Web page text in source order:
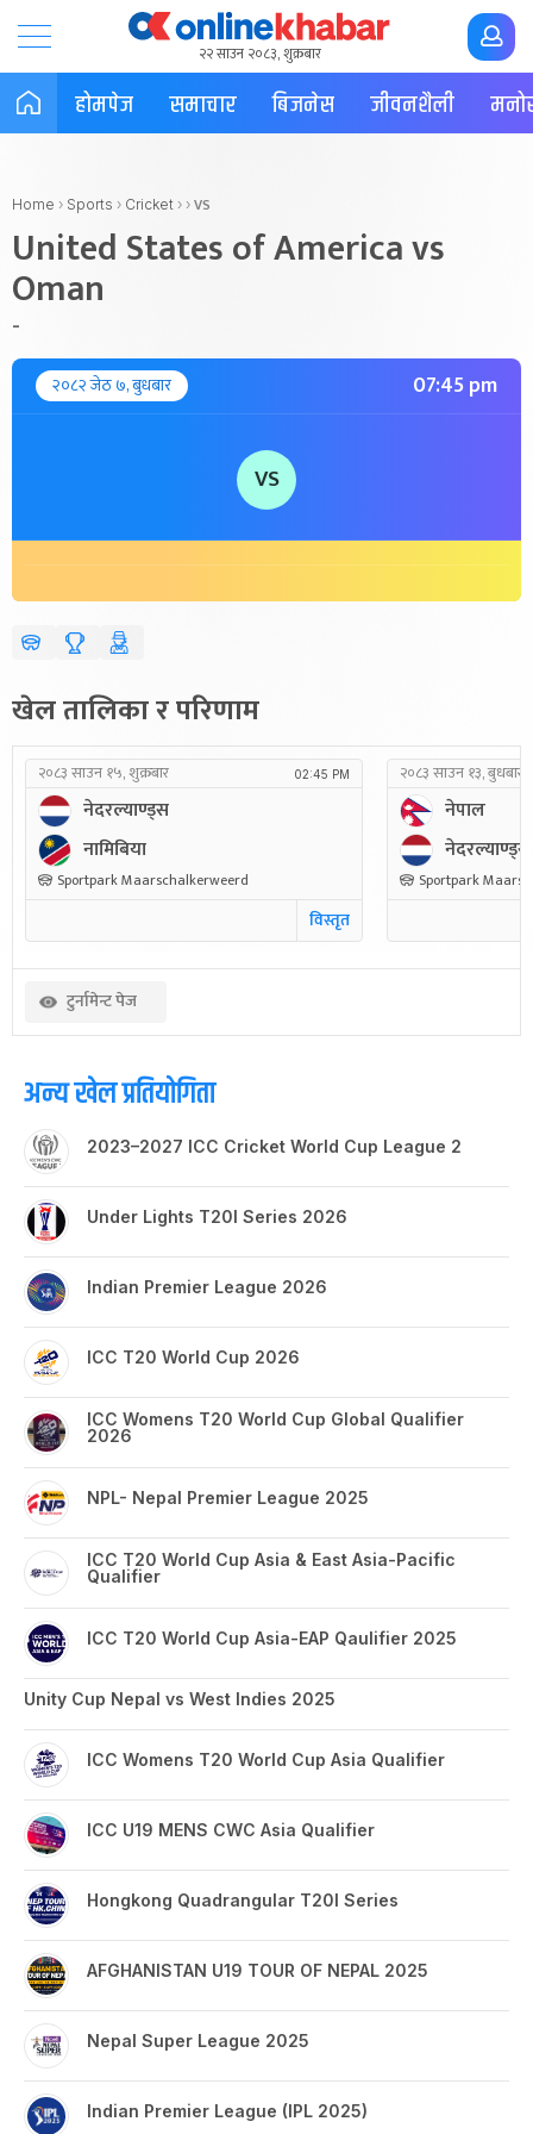
२२ साउन २०८३, शुक्रबार
होमपेज समाचार बिजनेस जीवनशैली
Home › Sports › Cricket › › VS
United States of America vs
Oman
-
२०८२ जेठ ७, बुधबार 07:45 pm
VS
खेल तालिका र परिणाम
२०८३ साउन १५, शुक्रबार 02:45 PM
नेदरल्याण्ड्स
नामिबिया
Sportpark Maarschalkerweerd
विस्तृत
२०८३ साउन १३, बुधबार
नेपाल
नेदरल्याण्ड्स
Sportpark
टुर्नामेन्ट पेज
अन्य खेल प्रतियोगिता
2023–2027 ICC Cricket World Cup League 2
Under Lights T20I Series 2026
Indian Premier League 2026
ICC T20 World Cup 2026
ICC Womens T20 World Cup Global Qualifier
2026
NPL- Nepal Premier League 2025
ICC T20 World Cup Asia & East Asia-Pacific
Qualifier
ICC T20 World Cup Asia-EAP Qaulifier 2025
Unity Cup Nepal vs West Indies 2025
ICC Womens T20 World Cup Asia Qualifier
ICC U19 MENS CWC Asia Qualifier
Hongkong Quadrangular T20I Series
AFGHANISTAN U19 TOUR OF NEPAL 2025
Nepal Super League 2025
Indian Premier League (IPL 2025)